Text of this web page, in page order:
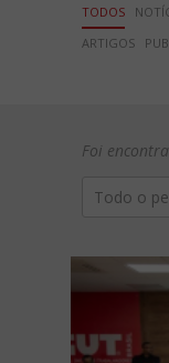
TODOS
ARTIGOS
Foi
Todo o